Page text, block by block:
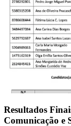
Resultados
Comunicação e